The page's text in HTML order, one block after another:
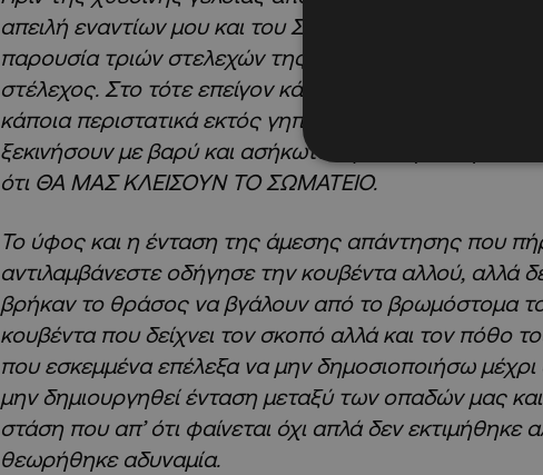
απειλή εναντίων μου και του Σωματείου, εντός του
παρουσία τριών στελεχών της Αστυνομίας Κύπρου
στέλεχος. Στο τότε επείγον κάλεσμα τους για
κάποια περιστατικά εκτός γηπέδου, ανταποκρίθηκα
ξεκινήσουν με βαρύ και ασήκωτο ύφος την κουβέντα
ότι ΘΑ ΜΑΣ ΚΛΕΙΣΟΥΝ ΤΟ ΣΩΜΑΤΕΙΟ.
Το ύφος και η ένταση της άμεσης απάντησης που
αντιλαμβάνεστε οδήγησε την κουβέντα αλλού, αλλά
βρήκαν το θράσος να βγάλουν από το βρωμόστομα
κουβέντα που δείχνει τον σκοπό αλλά και τον πόθο
που εσκεμμένα επέλεξα να μην δημοσιοποιήσω μέχρι
μην δημιουργηθεί ένταση μεταξύ των οπαδών μας
στάση που απ’ ότι φαίνεται όχι απλά δεν εκτιμήθηκε
θεωρήθηκε αδυναμία.